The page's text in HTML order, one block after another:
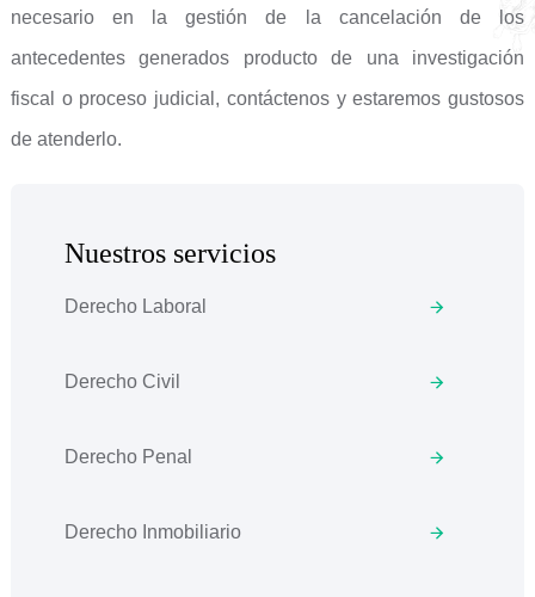
necesario en la gestión de la cancelación de los
antecedentes generados producto de una investigación
fiscal o proceso judicial, contáctenos y estaremos gustosos
de atenderlo.
Nuestros servicios
Derecho Laboral
Derecho Civil
Derecho Penal
Derecho Inmobiliario